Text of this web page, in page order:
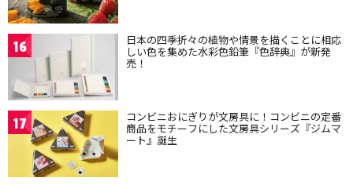
16 日本の四季折々の植物や情景を描くことに相応
しい色を集めた水彩色鉛筆『色辞典』が新発
売！
17 コンビニおにぎりが文房具に！コンビニの定番
商品をモチーフにした文房具シリーズ『ジムマ
ート』誕生